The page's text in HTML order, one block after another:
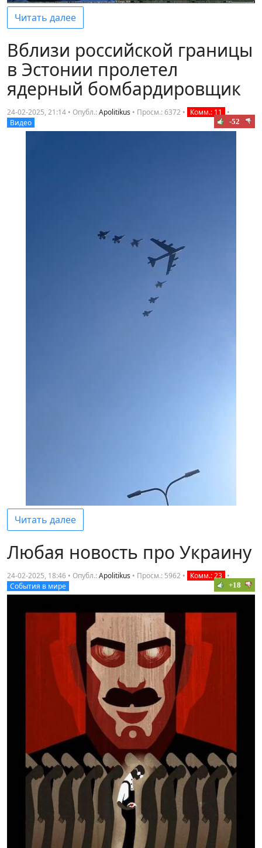
Читать далее
Вблизи российской границы
в Эстонии пролетел
ядерный бомбардировщик
24-02-2025, 21:14 • Опубл.:Apolitikus • Просм.: 6372 • Комм.: 11
•
Видео
-52
Читать далее
Любая новость про Украину
24-02-2025, 18:46 • Опубл.:Apolitikus • Просм.: 5962 • Комм.: 23 •
События в мире
+18